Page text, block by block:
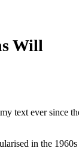
Will
text ever since
in the